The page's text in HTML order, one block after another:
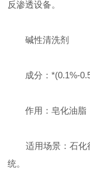
反渗透设备。
碱性清洗剂
成分：*(0.1%-
作用：皂化油脂，
适用场景：石化
统。